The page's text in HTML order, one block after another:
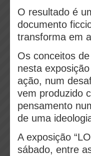
O resultado é
documento
transforma em
Os conceitos
nesta
ação, num
vem produzido
pensamento
de uma
A exposição
sábado, entre